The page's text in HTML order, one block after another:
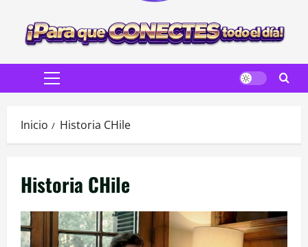
Menú
Inicio Historia CHile
Historia CHile